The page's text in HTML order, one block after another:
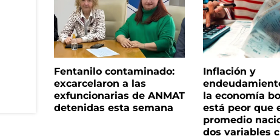
Fentanilo contaminado:
excarcelaron a las
exfuncionarias de ANMAT
detenidas esta semana
Inflación y
la economía
está peor que
promedio
dos variables